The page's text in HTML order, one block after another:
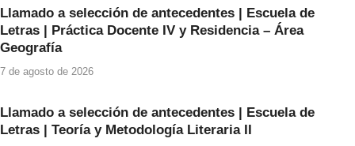
Llamado a selección de antecedentes | Escuela de
Letras | Práctica Docente IV y Residencia – Área
Geografía
7 de agosto de 2026
Llamado a selección de antecedentes | Escuela de
Letras | Teoría y Metodología Literaria II